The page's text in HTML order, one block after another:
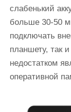
слабенький
больше 30-50
подключать
планшету, так
недостатком
оперативной